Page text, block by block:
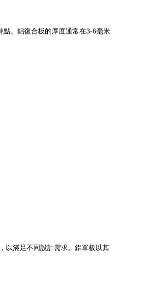
點。鋁復合板的厚度通常在3-6毫米
以滿足不同設計需求。鋁單板以其